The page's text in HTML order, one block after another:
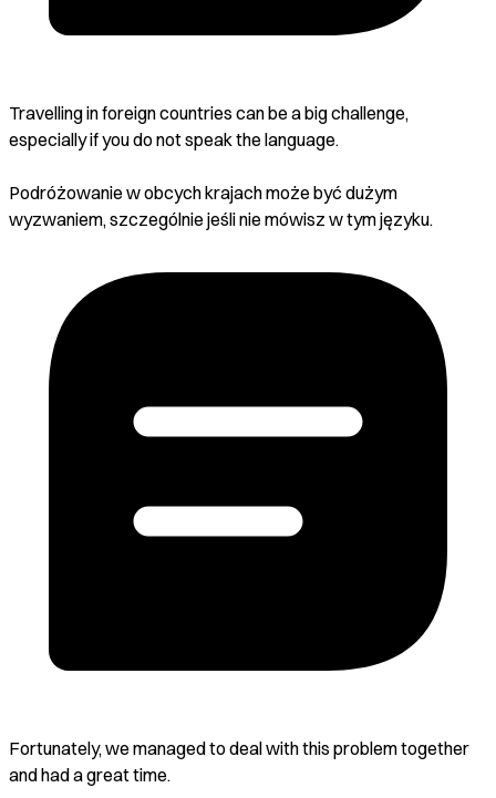
Travelling in foreign countries can be a big challenge,
especially if you do not speak the language.
Podróżowanie w obcych krajach może być dużym
wyzwaniem, szczególnie jeśli nie mówisz w tym języku.
Fortunately, we managed to deal with this problem together
and had a great time.